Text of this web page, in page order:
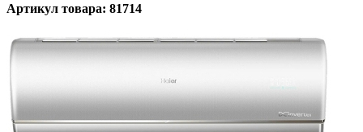
Артикул товара: 81714